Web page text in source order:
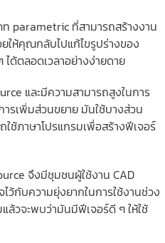
ท parametric ที่สามารถสร้างงาน
ให้คุณกลับไปแก้ไขรูปร่างของ
ได้ตลอดเวลาอย่างง่ายดาย
และมีความสามารถสูงในการ
รเพิ่มส่วนขยาย มันใช้บางส่วน
ภาษาโปรแกรมเพื่อสร้างฟีเจอร์
จึงมีชุมชนผู้ใช้งาน CAD
ว้กับความยุ่งยากในการใช้งานช่วง
ล้วจะพบว่ามันมีฟีเจอร์ดี ๆ ให้ใช้